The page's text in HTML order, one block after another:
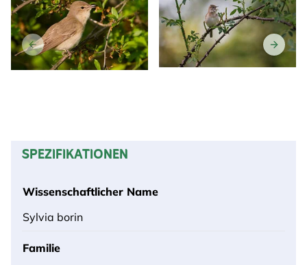
SPEZIFIKATIONEN
Wissenschaftlicher Name
Sylvia borin
Familie